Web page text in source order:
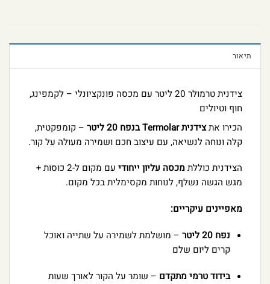
תיאור
צידנית טרמולר 20 ליטר עם מכסה פונקציונלי – לקמפינג,
חוף וטיולים
הכירו אתצידנית Termolar בנפח 20 ליטר
– קומפקטית,
קלה ונוחה לנשיאה, עם עיצוב חכם ושמירה מעולה על קור.
הצידנית כוללתמכסה עליון ייחודי
עם מקום ל-2 כוסות +
מגש הגשה נשלף, לנוחות מקסימלית בכל מקום.
מאפיינים עיקריים:
נפח 20 ליטר
– מושלמת לשמירה על שתייה ואוכל
קרים ליום שלם
בידוד טרמי מתקדם – שומר על הקור לאורך שעות